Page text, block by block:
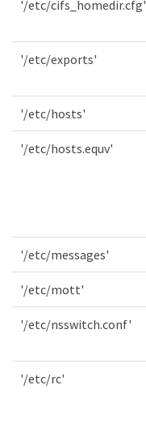
'/etc/cifs_homedir.cfg'
'/etc/exports'
'/etc/hosts'
'/etc/hosts.equv'
'/etc/messages'
'/etc/mott'
'/etc/nsswitch.conf'
'/etc/rc'